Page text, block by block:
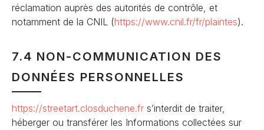
réclamation auprès des autorités de contrôle, et
notamment de la CNIL (https://www.cnil.fr/fr/plaintes).
7.4 NON-COMMUNICATION DES
DONNÉES PERSONNELLES
https://streetart.closduchene.fr s’interdit de traiter,
héberger ou transférer les Informations collectées sur